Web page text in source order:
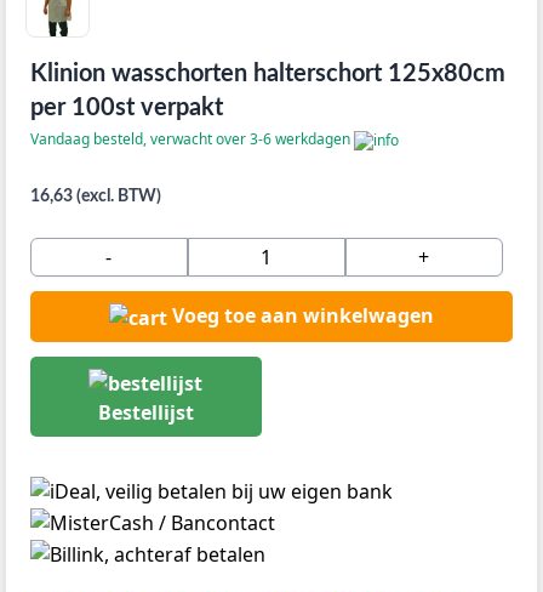
Klinion wasschorten halterschort 125x80cm
per 100st verpakt
Vandaag besteld, verwacht over 3-6 werkdagen
16,63 (excl. BTW)
- +
Voeg toe aan winkelwagen
Bestellijst